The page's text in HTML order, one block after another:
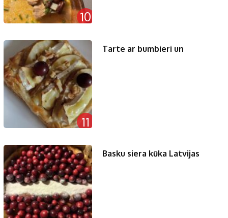
10
11
Tarte ar bumbieri un
Basku siera kūka Latvijas